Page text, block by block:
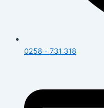
0258 - 731 318